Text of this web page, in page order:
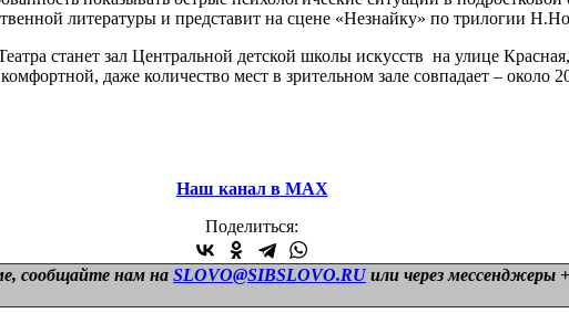
литературы и представит на сцене «Незнайку» по трилогии
станет зал Центральной детской школы искусств на улице
даже количество мест в зрительном зале совпадает – около
Наш канал в МАХ
Поделиться:
сообщайте нам на SLOVO@SIBSLOVO.RU или через мессенджеры